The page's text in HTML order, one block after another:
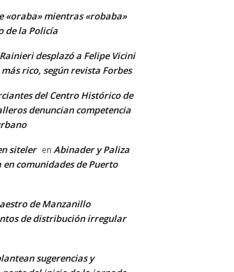
«oraba» mientras «robaba»
de la Policía
desplazó a Felipe Vicini
rico, según revista Forbes
del Centro Histórico de
denuncian competencia
siteler en Abinader y Paliza
comunidades de Puerto
de Manzanillo
de distribución irregular
sugerencias y